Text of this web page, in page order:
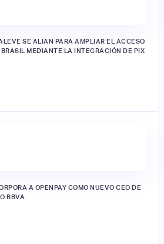
SE ALÍAN PARA AMPLIAR EL ACCESO
MEDIANTE LA INTEGRACIÓN DE PIX
A OPENPAY COMO NUEVO CEO DE
BBVA.